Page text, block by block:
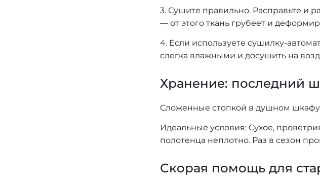
3. Сушите правильно. Расправьте и
— от этого ткань грубеет и
4. Если используете сушилку-
слегка влажными и досушить на
Хранение: последний
Сложенные стопкой в душном шкафу
Идеальные условия: Сухое,
полотенца неплотно. Раз в сезон
Скорая помощь для